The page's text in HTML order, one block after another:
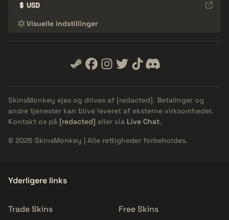
$ USD
Visuelle indstillinger
SkinsMonkey ejes og drives af [redacted]. Betalinger og
andre tjenester kan blive leveret af eksterne virksomheder.
Kontakt os på [redacted] eller via Live Chat.
© 2026 SkinsMonkey | Alle rettigheder forbeholdes.
Yderligere links
Trade Skins
Free Skins